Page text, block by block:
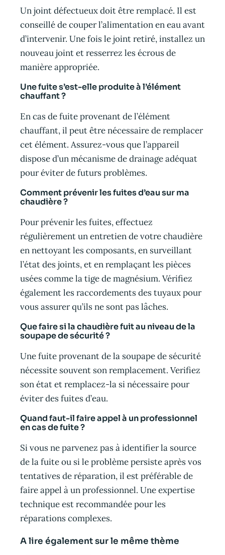
Un joint défectueux doit être remplacé. Il est
conseillé de couper l’alimentation en eau avant
d’intervenir. Une fois le joint retiré, installez un
nouveau joint et resserrez les écrous de
manière appropriée.
Une fuite s’est-elle produite à l’élément
chauffant ?
En cas de fuite provenant de l’élément
chauffant, il peut être nécessaire de remplacer
cet élément. Assurez-vous que l’appareil
dispose d’un mécanisme de drainage adéquat
pour éviter de futurs problèmes.
Comment prévenir les fuites d’eau sur ma
chaudière ?
Pour prévenir les fuites, effectuez
régulièrement un entretien de votre chaudière
en nettoyant les composants, en surveillant
l’état des joints, et en remplaçant les pièces
usées comme la tige de magnésium. Vérifiez
également les raccordements des tuyaux pour
vous assurer qu’ils ne sont pas lâches.
Que faire si la chaudière fuit au niveau de la
soupape de sécurité ?
Une fuite provenant de la soupape de sécurité
nécessite souvent son remplacement. Verifiez
son état et remplacez-la si nécessaire pour
éviter des fuites d’eau.
Quand faut-il faire appel à un professionnel
en cas de fuite ?
Si vous ne parvenez pas à identifier la source
de la fuite ou si le problème persiste après vos
tentatives de réparation, il est préférable de
faire appel à un professionnel. Une expertise
technique est recommandée pour les
réparations complexes.
A lire également sur le même thème